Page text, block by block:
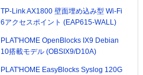
TP-Link AX1800 壁面埋め込み型 Wi-Fi
6アクセスポイント (EAP615-WALL)
PLAT'HOME OpenBlocks IX9 Debian
10搭載モデル (OBSIX9/D10A)
PLAT'HOME EasyBlocks Syslog 120G